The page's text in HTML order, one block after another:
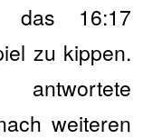
das 16:17
zu kippen.
weiteren